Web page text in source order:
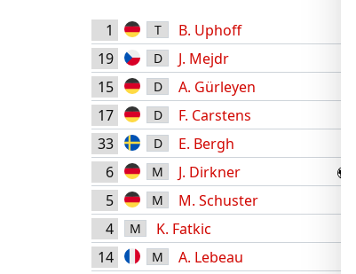
1 T
B. Uphoff
19
D
J. Mejdr
15
D
A. Gürleyen
17
D
F. Carstens
33
D E. Bergh
6 M J. Dirkner
5 M
M. Schuster
4
M
K. Fatkic
14
M A. Lebeau